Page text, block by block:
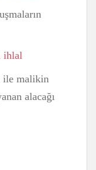
ihlal
ile malikin
alacağı